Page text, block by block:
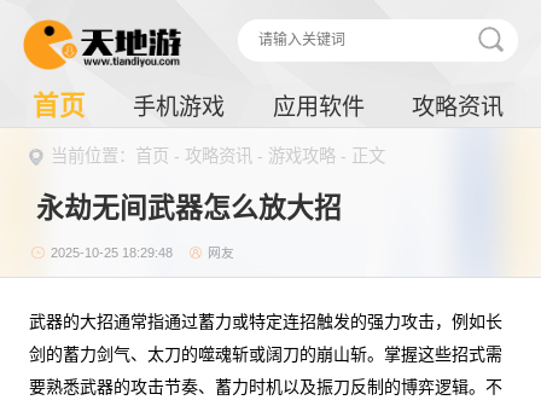
首页 手机游戏 应用软件 攻略资讯
当前位置： 首页 - 攻略资讯 - 游戏攻略 - 正文
永劫无间武器怎么放大招
2025-10-25 18:29:48 网友
武器的大招通常指通过蓄力或特定连招触发的强力攻击，例如长
剑的蓄力剑气、太刀的噬魂斩或阔刀的崩山斩。掌握这些招式需
要熟悉武器的攻击节奏、蓄力时机以及振刀反制的博弈逻辑。不